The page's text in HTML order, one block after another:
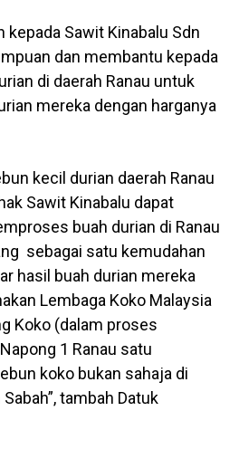
kepada Sawit Kinabalu Sdn
dan membantu kepada
di daerah Ranau untuk
mereka dengan harganya
kecil durian daerah Ranau
Sawit Kinabalu dapat
buah durian di Ranau
sebagai satu kemudahan
hasil buah durian mereka
Lembaga Koko Malaysia
Koko (dalam proses
1 Ranau satu
koko bukan sahaja di
tambah Datuk